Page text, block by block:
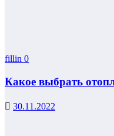
fillin 0
Какое выбрать
30.11.2022